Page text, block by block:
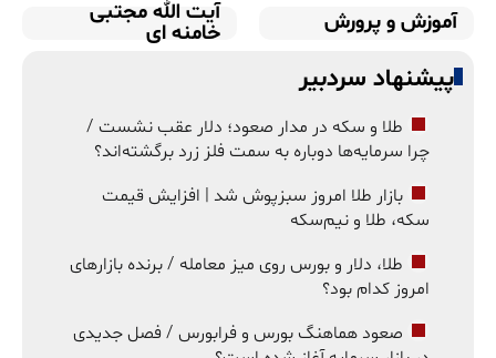
آموزش و پرورش
آیت الله مجتبی
خامنه ای
پیشنهاد سردبیر
طلا و سکه در مدار صعود؛ دلار عقب نشست /
چرا سرمایه‌ها دوباره به سمت فلز زرد برگشته‌اند؟
بازار طلا امروز سبزپوش شد | افزایش قیمت
سکه، طلا و نیم‌سکه
طلا، دلار و بورس روی میز معامله / برنده بازارهای
امروز کدام بود؟
صعود هماهنگ بورس و فرابورس / فصل جدیدی